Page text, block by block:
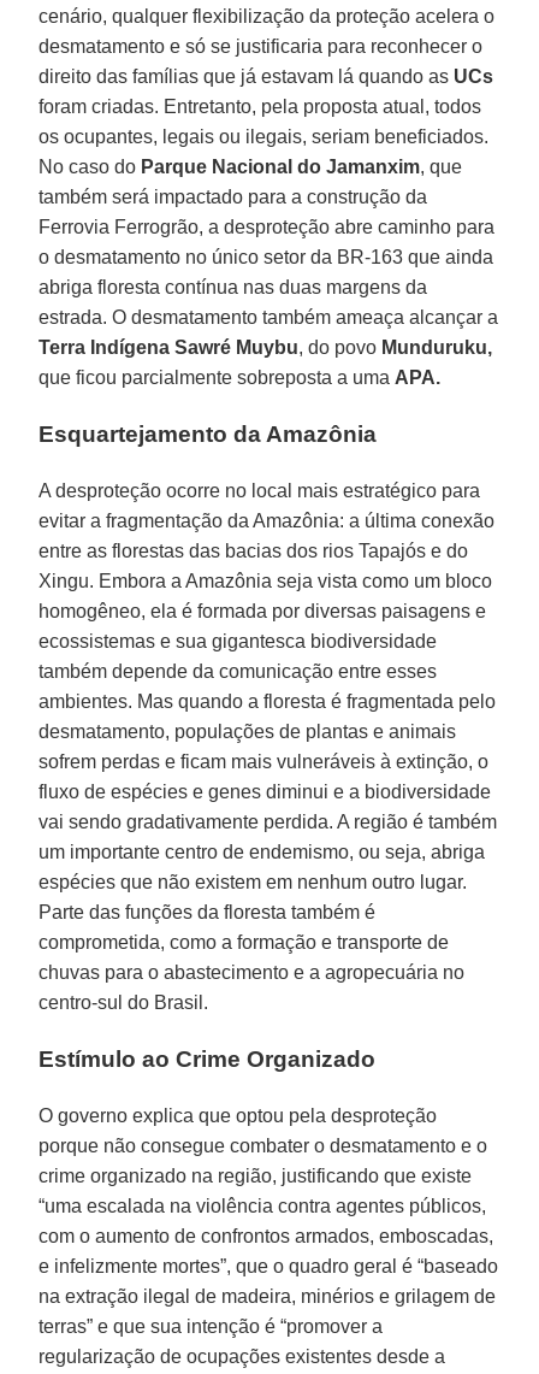
cenário, qualquer flexibilização da proteção acelera o
desmatamento e só se justificaria para reconhecer o
direito das famílias que já estavam lá quando as UCs
foram criadas. Entretanto, pela proposta atual, todos
os ocupantes, legais ou ilegais, seriam beneficiados.
No caso do Parque Nacional do Jamanxim, que
também será impactado para a construção da
Ferrovia Ferrogrão, a desproteção abre caminho para
o desmatamento no único setor da BR-163 que ainda
abriga floresta contínua nas duas margens da
estrada. O desmatamento também ameaça alcançar a
Terra Indígena Sawré Muybu, do povo Munduruku,
que ficou parcialmente sobreposta a uma APA.
Esquartejamento da Amazônia
A desproteção ocorre no local mais estratégico para
evitar a fragmentação da Amazônia: a última conexão
entre as florestas das bacias dos rios Tapajós e do
Xingu. Embora a Amazônia seja vista como um bloco
homogêneo, ela é formada por diversas paisagens e
ecossistemas e sua gigantesca biodiversidade
também depende da comunicação entre esses
ambientes. Mas quando a floresta é fragmentada pelo
desmatamento, populações de plantas e animais
sofrem perdas e ficam mais vulneráveis à extinção, o
fluxo de espécies e genes diminui e a biodiversidade
vai sendo gradativamente perdida. A região é também
um importante centro de endemismo, ou seja, abriga
espécies que não existem em nenhum outro lugar.
Parte das funções da floresta também é
comprometida, como a formação e transporte de
chuvas para o abastecimento e a agropecuária no
centro-sul do Brasil.
Estímulo ao Crime Organizado
O governo explica que optou pela desproteção
porque não consegue combater o desmatamento e o
crime organizado na região, justificando que existe
“uma escalada na violência contra agentes públicos,
com o aumento de confrontos armados, emboscadas,
e infelizmente mortes”, que o quadro geral é “baseado
na extração ilegal de madeira, minérios e grilagem de
terras” e que sua intenção é “promover a
regularização de ocupações existentes desde a